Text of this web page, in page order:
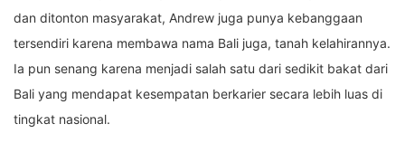
dan ditonton masyarakat, Andrew juga punya kebanggaan
tersendiri karena membawa nama Bali juga, tanah kelahirannya.
Ia pun senang karena menjadi salah satu dari sedikit bakat dari
Bali yang mendapat kesempatan berkarier secara lebih luas di
tingkat nasional.